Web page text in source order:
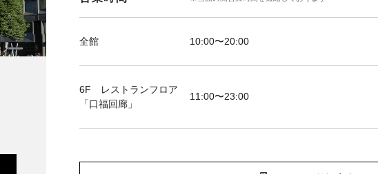
全館 10:00〜20:00
6F レストランフロア
「口福回廊」
11:00〜23:00